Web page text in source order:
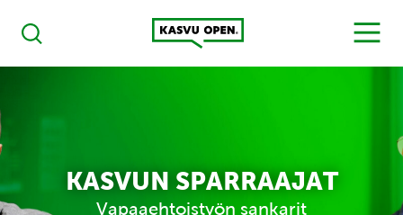
Haku
Kasvu Open
MENU
KASVUN SPARRAAJAT
Vapaaehtoistyön sankarit